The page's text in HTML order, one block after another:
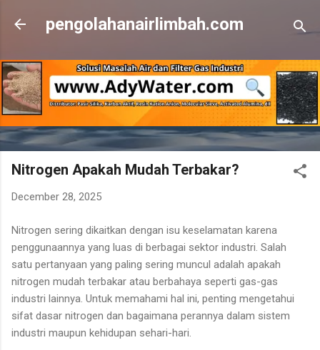
Skip to main content
pengolahanairlimbah.com
Nitrogen Apakah Mudah Terbakar?
December 28, 2025
Nitrogen sering dikaitkan dengan isu keselamatan karena
penggunaannya yang luas di berbagai sektor industri. Salah
satu pertanyaan yang paling sering muncul adalah apakah
nitrogen mudah terbakar atau berbahaya seperti gas-gas
industri lainnya. Untuk memahami hal ini, penting mengetahui
sifat dasar nitrogen dan bagaimana perannya dalam sistem
industri maupun kehidupan sehari-hari.